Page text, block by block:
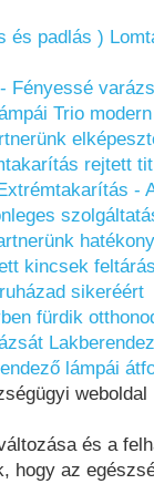
és padlás )
Fényessé
Trio
rejtett
-
kincsek
sikeréért
fürdik
lámpái
és a
hogy az